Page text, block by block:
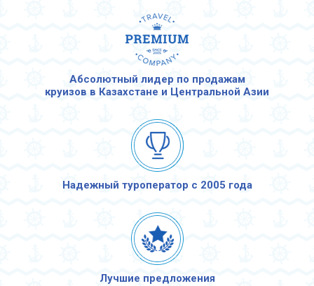
Абсолютный лидер по продажам
круизов в Казахстане и Центральной Азии
Надежный туроператор с 2005 года
Лучшие предложения